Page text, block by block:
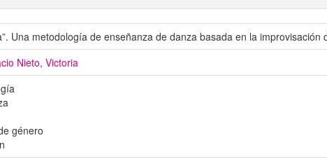
Una metodología de enseñanza de danza basada en la
Nieto, Victoria
género